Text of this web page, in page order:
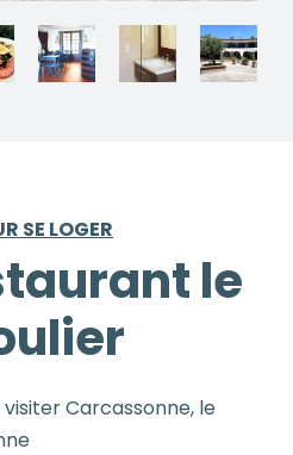
SE LOGER
le
Carcassonne, le